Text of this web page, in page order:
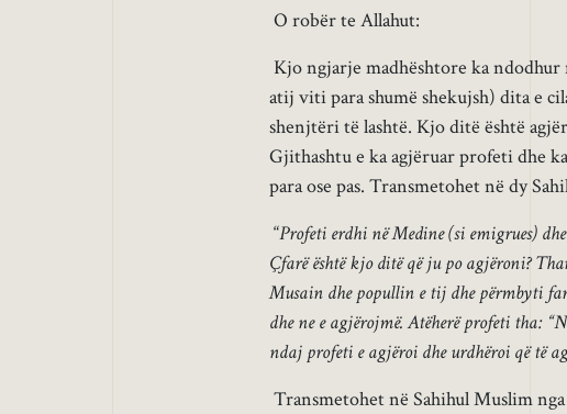
O robër te Allahut:
Kjo ngjarje madhështore ka
atij viti para shumë shekujsh) dita e
shenjtëri të lashtë. Kjo ditë është
Gjithashtu e ka agjëruar profeti dhe
para ose pas. Transmetohet në dy
“Profeti erdhi në Medine (si emigrues)
Çfarë është kjo ditë që ju po agjëroni?
Musain dhe popullin e tij dhe përmbyti
dhe ne e agjërojmë. Atëherë profeti tha:
ndaj profeti e agjëroi dhe urdhëroi që të
Transmetohet në Sahihul Muslim